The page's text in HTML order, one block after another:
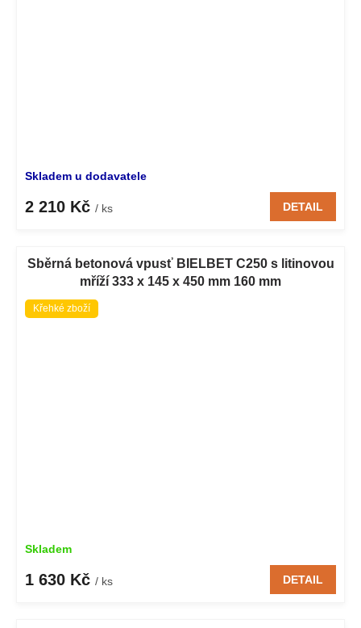
Skladem u dodavatele
2 210 Kč / ks DETAIL
Sběrná betonová vpusť BIELBET C250 s litinovou
mříží 333 x 145 x 450 mm 160 mm
Křehké zboží
Skladem
1 630 Kč / ks DETAIL